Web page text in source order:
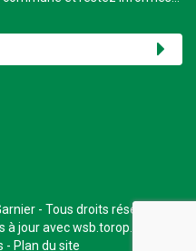
- Tous droits réservés -
à jour avecwsb.torop.net
- Plan du site